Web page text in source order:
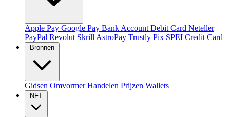
Apple Pay Google Pay Bank Account Debit Card Neteller
PayPal Revolut Skrill AstroPay Trustly Pix SPEI Credit Card
Bronnen
Gidsen OmvormerHandelen Prijzen Wallets
NFT